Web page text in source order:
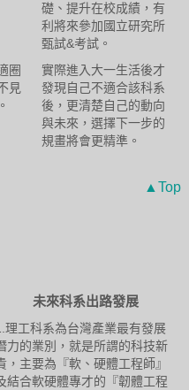
礎、提升在校成績，有
利將來參加國立研究所
甄試&考試。
圈
見
實際進入大一生活後才
發現自己不適合該科系
後，更清楚自己的動向
與未來，選擇下一步的
規畫將會更精準。
▲Top
未來科系出路發展
理工科系為台灣產業最有發展
力的業別，就是所謂的科技新
，主要為『軟、硬體工程師』
結合軟硬體專才的『韌體工程